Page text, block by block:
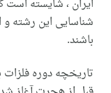
ایران ، شایسته
شناسایی این رشته و
باشند.
تاریخچه دوره